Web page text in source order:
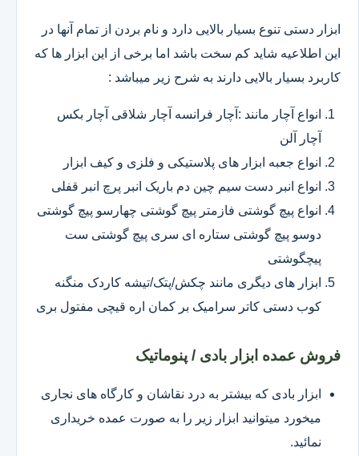
ابزار دستی تنوع بسیار بالایی دارد و نام بردن از تمام آنها در
این اطلاعیه شاید کم سخت باشد اما برخی از این ابزار ها که
کاربرد بسیار بالایی دارند به شرح زیر میباشد :
انواع آچار مانند :آچار فرانسه آچار شلاقی آچار بکس
آچار آلن
انواع جعبه ابزار های پلاستیکی و فلزی و کیف ابزار
انواع انبر دست سیم چین دم باریک انبر پرچ انبر قفلی
انواع پیچ گوشتی فازمتر پیچ گوشتی چهارسو پیچ گوشتی
دوسو پیچ گوشتی ستاره ای سری پیچ گوشتی ست
پیچگوشتی
ابزار های دیگری مانند چکش/پتک/تیشه کاردک منگنه
کوب دستی کاتر سرامیک بر کمان اره قیچی مفتول بری
فروش عمده ابزار بادی / پنوماتیک
ابزار بادی که بیشتر به درد نقاشان و کارگاه های نجاری
میخورد میتوانید ابزار زیر را به صورت عمده خریداری
نمائید.